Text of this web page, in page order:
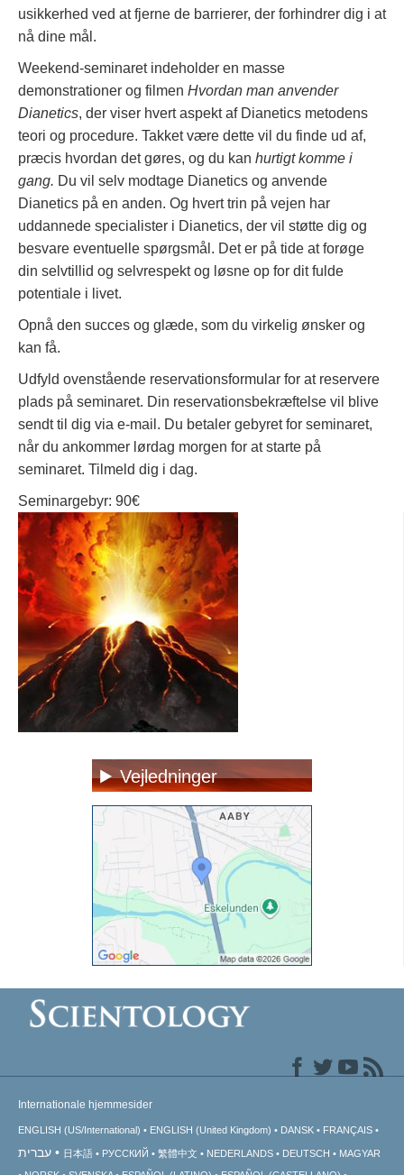
usikkerhed ved at fjerne de barrierer, der forhindrer dig i at
nå dine mål.
Weekend-seminaret indeholder en masse
demonstrationer og filmen Hvordan man anvender
Dianetics, der viser hvert aspekt af Dianetics metodens
teori og procedure. Takket være dette vil du finde ud af,
præcis hvordan det gøres, og du kan hurtigt komme i
gang. Du vil selv modtage Dianetics og anvende
Dianetics på en anden. Og hvert trin på vejen har
uddannede specialister i Dianetics, der vil støtte dig og
besvare eventuelle spørgsmål. Det er på tide at forøge
din selvtillid og selvrespekt og løsne op for dit fulde
potentiale i livet.
Opnå den succes og glæde, som du virkelig ønsker og
kan få.
Udfyld ovenstående reservationsformular for at reservere
plads på seminaret. Din reservationsbekræftelse vil blive
sendt til dig via e-mail. Du betaler gebyret for seminaret,
når du ankommer lørdag morgen for at starte på
seminaret. Tilmeld dig i dag.
Seminargebyr: 90€
Vejledninger
Internationale hjemmesider
ENGLISH (US/International) ENGLISH (United Kingdom) DANSK FRANÇAIS
עברית 日本語 РУССКИЙ 繁體中文 NEDERLANDS DEUTSCH
MAGYAR